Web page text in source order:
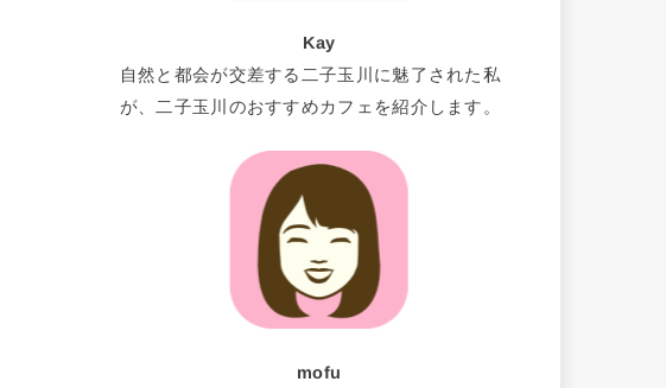
Kay
自然と都会が交差する二子玉川に魅了された私
が、二子玉川のおすすめカフェを紹介します。
mofu